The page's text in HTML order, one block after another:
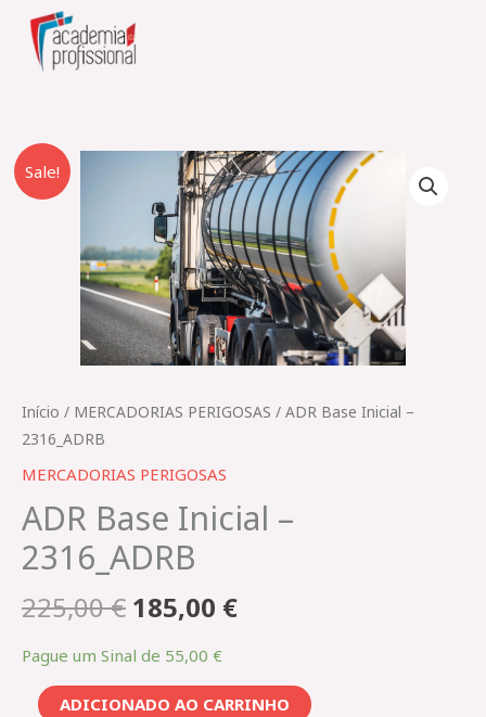
content
Sale!
Início / MERCADORIAS PERIGOSAS​ / ADR Base Inicial –
2316_ADRB
MERCADORIAS PERIGOSAS​
ADR Base Inicial –
2316_ADRB
225,00€
preço
original
era:
225,00 €.
185,00 €
O
preço
atual
é:
185,00 €.
Pague um Sinal de 55,00 €
Quantidade
de
2316_ADRB
ADICIONADO AO CARRINHO